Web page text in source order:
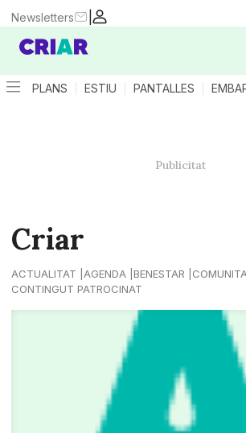
|
Newsletters
PLANS ESTIU PANTALLES
Criar
ACTUALITAT AGENDA BENESTAR
CONTINGUT PATROCINAT